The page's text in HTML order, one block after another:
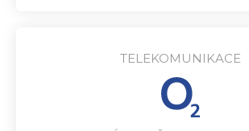
TELEKOMUNIKACE